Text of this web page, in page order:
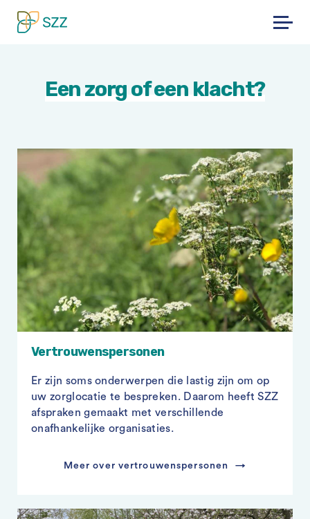
Een zorg of een klacht?
Vertrouwenspersonen
Er zijn soms onderwerpen die lastig zijn om op
uw zorglocatie te bespreken. Daarom heeft SZZ
afspraken gemaakt met verschillende
onafhankelijke organisaties.
Meer over vertrouwenspersonen